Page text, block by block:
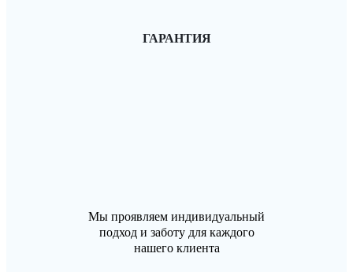
ГАРАНТИЯ
Мы проявляем индивидуальный
подход и заботу для каждого
нашего клиента